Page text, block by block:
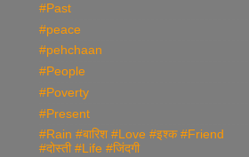
#Past
#peace
#pehchaan
#People
#Poverty
#Present
#Rain #बारिश #Love #इश्क #Friend
#दोस्ती #Life #जिंदगी